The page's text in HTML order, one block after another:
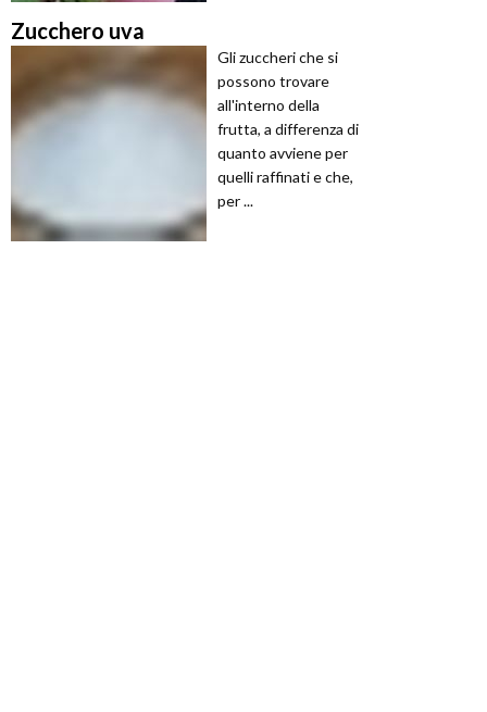
Zucchero uva
Gli zuccheri che si
possono trovare
all'interno della
frutta, a differenza di
quanto avviene per
quelli raffinati e che,
per ...